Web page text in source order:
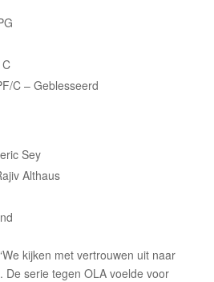
C – Geblesseerd
Sey
Althaus
kijken met vertrouwen uit naar
De serie tegen OLA voelde voor